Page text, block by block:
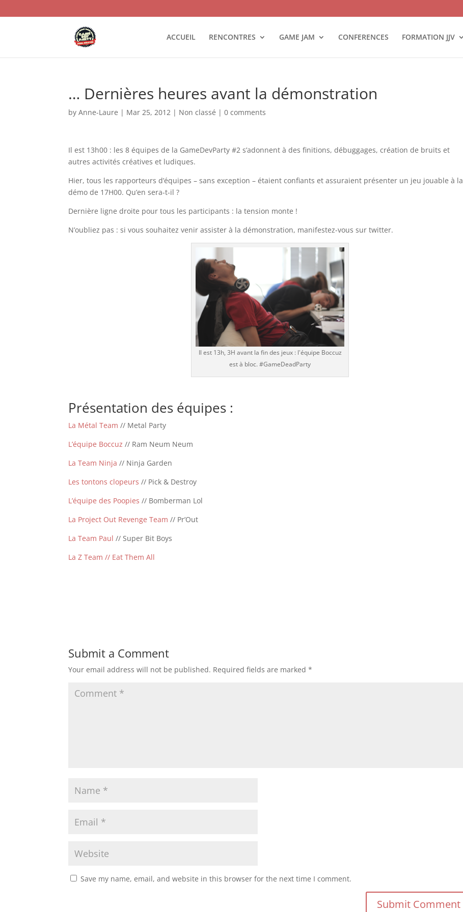
ACCUEIL RENCONTRES GAME JAM CONFERENCES FORMATION JJV
… Dernières heures avant la démonstration
byAnne-Laure | Mar 25, 2012 | Non classé |0 comments
Il est 13h00 : les 8 équipes de la GameDevParty #2 s’adonnent à des finitions, débuggages, création de bruits et
autres activités créatives et ludiques.
Hier, tous les rapporteurs d’équipes – sans exception – étaient confiants et assuraient présenter un jeu jouable à la
démo de 17H00. Qu’en sera-t-il ?
Dernière ligne droite pour tous les participants : la tension monte !
N’oubliez pas : si vous souhaitez venir assister à la démonstration, manifestez-vous sur twitter.
Il est 13h, 3H avant la fin des jeux : l'équipe Boccuz
est à bloc. #GameDeadParty
Présentation des équipes :
La Métal Team // Metal Party
L’équipe Boccuz // Ram Neum Neum
La Team Ninja // Ninja Garden
Les tontons clopeurs // Pick & Destroy
L’équipe des Poopies// Bomberman Lol
La Project Out Revenge Team // Pr’Out
La Team Paul // Super Bit Boys
La Z Team // Eat Them All
Submit a Comment
Your email address will not be published. Required fields are marked*
Save my name, email, and website in this browser for the next time I comment.